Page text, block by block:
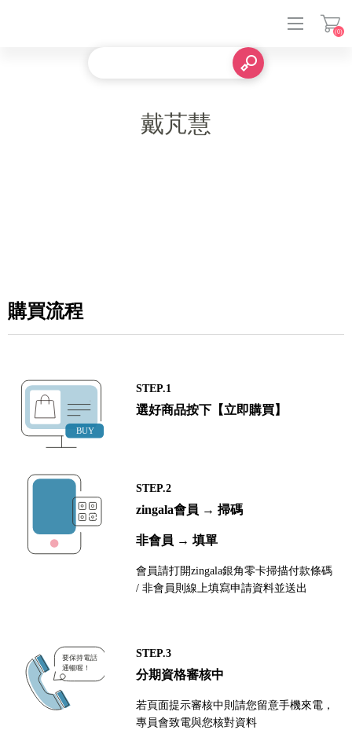
(0)
戴芃慧
購買流程
STEP.1
選好商品按下【立即購買】
STEP.2
zingala會員 → 掃碼
非會員 → 填單
會員請打開zingala銀角零卡掃描付款條碼
/ 非會員則線上填寫申請資料並送出
STEP.3
分期資格審核中
若頁面提示審核中則請您留意手機來電，
專員會致電與您核對資料